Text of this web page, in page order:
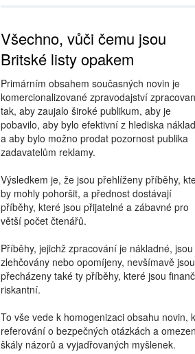
Všechno, vůči čemu jsou
Britské listy opakem
Primárním obsahem současných novin je
komercionalizované zpravodajství
tak, aby zaujalo široké publikum, aby je
pobavilo, aby bylo efektivní z hlediska
a aby bylo možno prodat pozornost publika
zadavatelům reklamy.
Výsledkem je, že jsou přehlíženy příběhy,
by mohly pohoršit, a přednost dostávají
příběhy, které jsou přijatelné a zábavné pro
větší počet čtenářů.
Příběhy, jejichž zpracování je nákladné, jsou
zlehčovány nebo opomíjeny, nevšímavě jsou
přecházeny také ty příběhy, které jsou
riskantní.
To vše vede k homogenizaci obsahu novin, k
referování o bezpečných otázkách a
škály názorů a vyjadřovaných myšlenek.